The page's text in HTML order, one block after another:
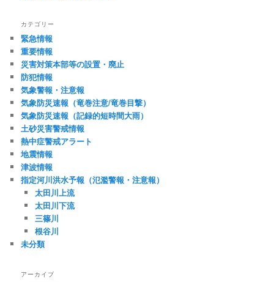
カテゴリー
緊急情報
重要情報
災害対策本部等の設置・廃止
防犯情報
気象警報・注意報
気象防災速報（竜巻注意/竜巻目撃）
気象防災速報（記録的短時間大雨）
土砂災害警戒情報
熱中症警戒アラート
地震情報
津波情報
指定河川洪水予報（氾濫警報・注意報）
太田川上流
太田川下流
三篠川
根谷川
未分類
アーカイブ